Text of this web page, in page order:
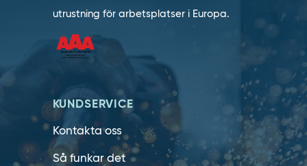
utrustning för arbetsplatser i Europa.
KUNDSERVICE
Kontakta oss
Så funkar det